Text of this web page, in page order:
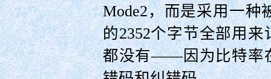
Mode2，而是采用一种
的2352个字节全部用
都没有——因为比特率